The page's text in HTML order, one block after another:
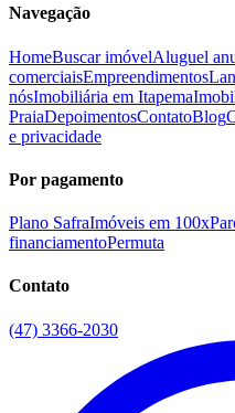
Navegação
HomeBuscar imóvelAluguel
comerciaisEmpreendimentos
nósImobiliária em Itapema
PraiaDepoimentosContatoBlog
e privacidade
Por pagamento
Plano SafraImóveis em 100x
financiamentoPermuta
Contato
(47) 3366-2030